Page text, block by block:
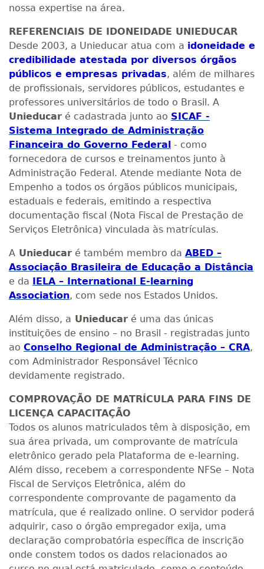
nossa expertise na área.
REFERENCIAIS DE IDONEIDADE UNIEDUCAR
Desde 2003, a Unieducar atua com a idoneidade e
credibilidade atestada por diversos órgãos
públicos e empresas privadas, além de milhares
de profissionais, servidores públicos, estudantes e
professores universitários de todo o Brasil. A
Unieducar é cadastrada junto ao SICAF -
Sistema Integrado de Administração
Financeira do Governo Federal - como
fornecedora de cursos e treinamentos junto à
Administração Federal. Atende mediante Nota de
Empenho a todos os órgãos públicos municipais,
estaduais e federais, emitindo a respectiva
documentação fiscal (Nota Fiscal de Prestação de
Serviços Eletrônica) vinculada às matrículas.
A Unieducar é também membro da ABED –
Associação Brasileira de Educação a Distância
e da IELA – International E-learning
Association, com sede nos Estados Unidos.
Além disso, a Unieducar é uma das únicas
instituições de ensino – no Brasil - registradas junto
ao Conselho Regional de Administração – CRA,
com Administrador Responsável Técnico
devidamente registrado.
COMPROVAÇÃO DE MATRÍCULA PARA FINS DE
LICENÇA CAPACITAÇÃO
Todos os alunos matriculados têm à disposição, em
sua área privada, um comprovante de matrícula
eletrônico gerado pela Plataforma de e-learning.
Além disso, recebem a correspondente NFSe – Nota
Fiscal de Serviços Eletrônica, além do
correspondente comprovante de pagamento da
matrícula, que é realizado online. O servidor poderá
adquirir, caso o órgão empregador exija, uma
declaração comprobatória específica de inscrição
onde constem todos os dados relacionados ao